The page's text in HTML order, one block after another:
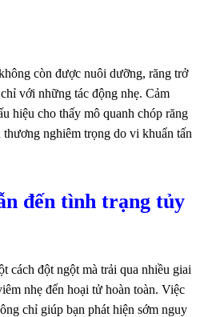
còn được nuôi dưỡng, răng trở
với những tác động nhẹ. Cảm
hiệu cho thấy mô quanh chóp răng
nghiêm trọng do vi khuẩn tấn
đến tình trạng tủy
cách đột ngột mà trải qua nhiều giai
nhẹ đến hoại tử hoàn toàn. Việc
chỉ giúp bạn phát hiện sớm nguy